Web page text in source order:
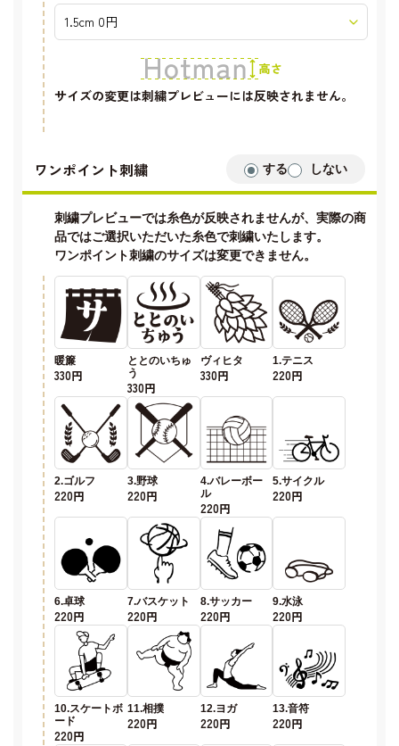
サイズの変更は刺繍プレビューには反映されません。
ワンポイント刺繍 する しない
刺繍プレビューでは糸色が反映されませんが、実際の商
品ではご選択いただいた糸色で刺繍いたします。
ワンポイント刺繍のサイズは変更できません。
暖簾
330円
ととのいちゅ
う
330円
ヴィヒタ
330円
1.テニス
220円
2.ゴルフ
220円
3.野球
220円
4.バレーボー
ル
220円
5.サイクル
220円
6.卓球
220円
7.バスケット
220円
8.サッカー
220円
9.水泳
220円
10.スケートボ
ード
220円
11.相撲
220円
12.ヨガ
220円
13.音符
220円